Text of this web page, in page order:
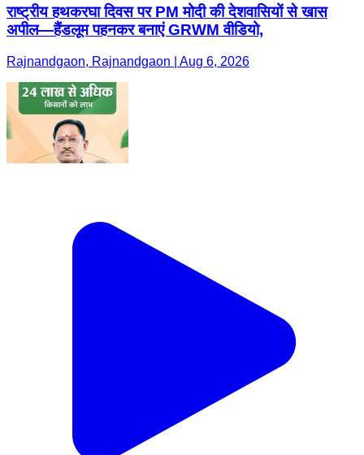
राष्ट्रीय हथकरघा दिवस पर PM मोदी की देशवासियों से खास
अपील—हैंडलूम पहनकर बनाएं GRWM वीडियो,
Rajnandgaon, Rajnandgaon | Aug 6, 2026